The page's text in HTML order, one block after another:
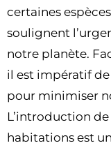
certaines
soulignent
notre planète.
il est impératif
pour minimiser
L’introduction
habitations est